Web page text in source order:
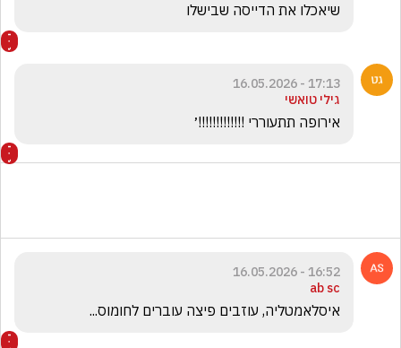
שיאכלו את הדייסה שבישלו
17:13 - 16.05.2026
גילי טואשי
אירופה תתעוררי !!!!!!!!!!!!!׳
16:52 - 16.05.2026
ab sc
איסלאמטליה, עוזבים פיצה עוברים לחומוס...